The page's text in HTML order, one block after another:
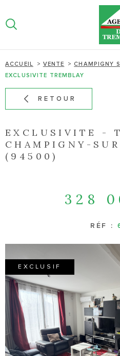
au
menu
au
contenu
ACCUEIL VENTE CHAMPIGNY
EXCLUSIVITE TREMBLAY
RETOUR
EXCLUSIVITE -
CHAMPIGNY-
(94500)
328
RÉF :
EXCLUSIF